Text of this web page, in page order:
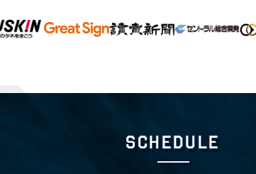
Schedule